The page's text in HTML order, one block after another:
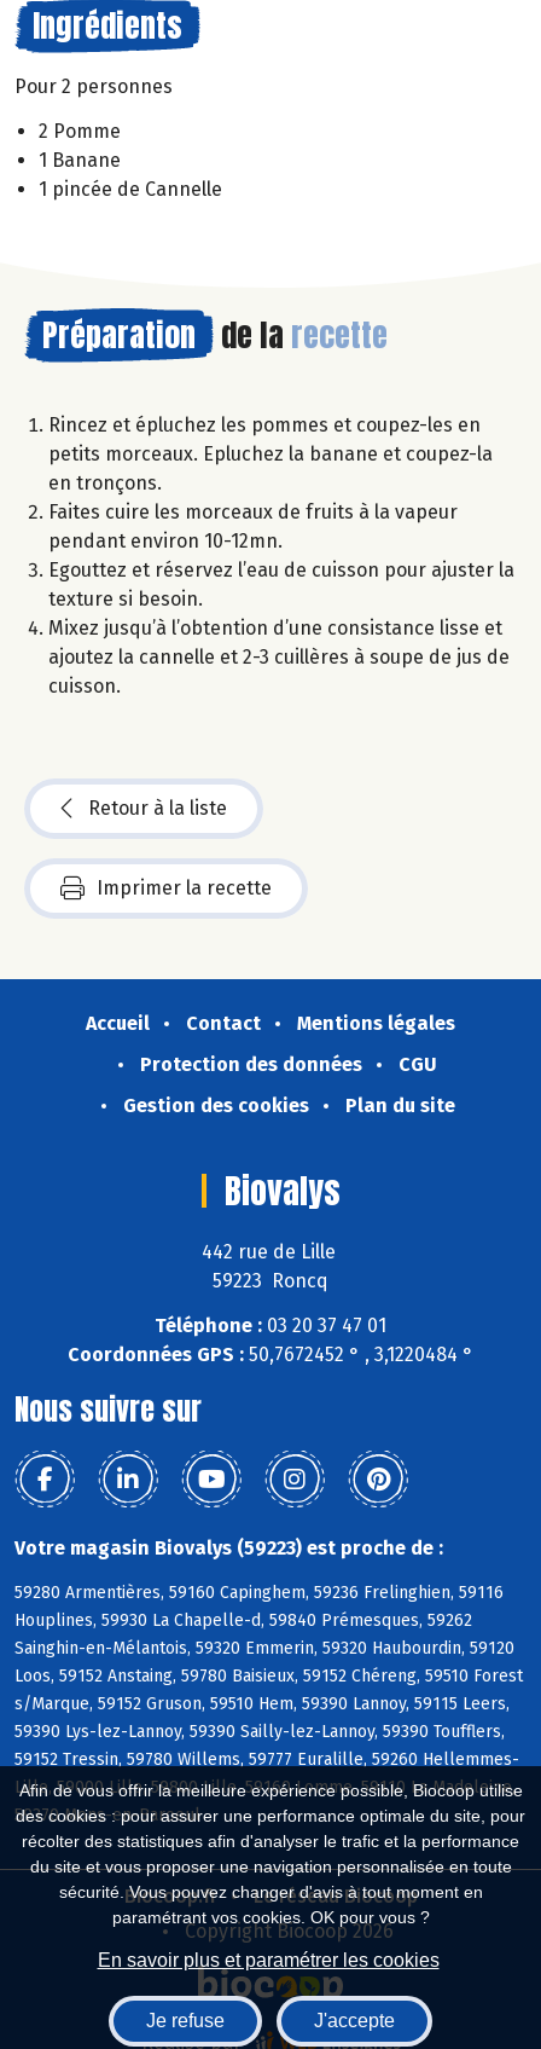
Afin de vous offrir la meilleure expérience possible, Biocoop utilise
des cookies : pour assurer une performance optimale du site, pour
récolter des statistiques afin d'analyser le trafic et la performance
du site et vous proposer une navigation personnalisée en toute
sécurité. Vous pouvez changer d'avis à tout moment en
paramétrant vos cookies. OK pour vous ?
En savoir plus et paramétrer les cookies
Je refuse J'accepte
Ingrédients
Pour 2 personnes
2 Pomme
1 Banane
1 pincée de Cannelle
Préparation de la recette
Rincez et épluchez les pommes et coupez-les en
petits morceaux. Epluchez la banane et coupez-la
en tronçons.
Faites cuire les morceaux de fruits à la vapeur
pendant environ 10-12mn.
Egouttez et réservez l’eau de cuisson pour ajuster la
texture si besoin.
Mixez jusqu’à l’obtention d’une consistance lisse et
ajoutez la cannelle et 2-3 cuillères à soupe de jus de
cuisson.
Retour à la liste
Imprimer la recette
Accueil Contact
Mentions légales
Protection des données
CGU
Gestion des cookies
Plan du site
Biovalys
442 rue de Lille
59223 Roncq
Téléphone : 03 20 37 47 01
Coordonnées GPS : 50,7672452 ° , 3,1220484 °
Nous suivre sur
Votre magasin Biovalys (59223) est proche de :
59280 Armentières, 59160 Capinghem, 59236 Frelinghien, 59116
Houplines, 59930 La Chapelle-d, 59840 Prémesques, 59262
Sainghin-en-Mélantois, 59320 Emmerin, 59320 Haubourdin, 59120
Loos, 59152 Anstaing, 59780 Baisieux, 59152 Chéreng, 59510 Forest
s/Marque, 59152 Gruson, 59510 Hem, 59390 Lannoy, 59115 Leers,
59390 Lys-lez-Lannoy, 59390 Sailly-lez-Lannoy, 59390 Toufflers,
59152 Tressin, 59780 Willems, 59777 Euralille, 59260 Hellemmes-
Lille, 59000 Lille, 59800 Lille, 59160 Lomme, 59110 La Madeleine,
59370 Mons-en-Baroeul
Biocoop.fr
Le réseau Biocoop
Copyright Biocoop 2026
Réalisé par